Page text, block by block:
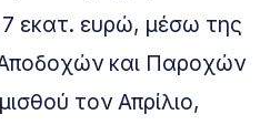
εκατ. ευρώ, μέσω της
Αποδοχών και Παροχών
τον Απρίλιο,